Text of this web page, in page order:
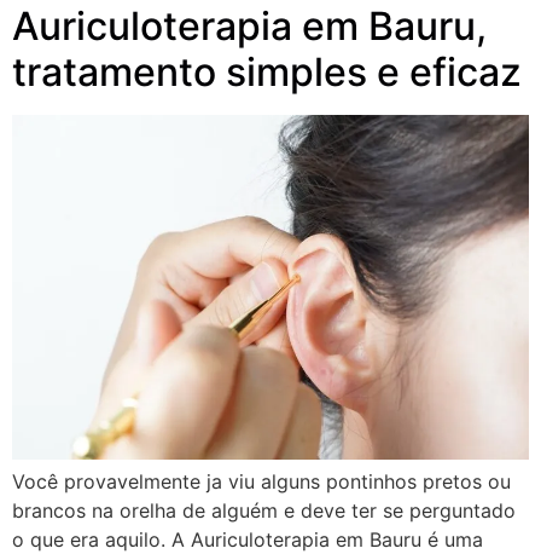
Auriculoterapia em Bauru,
tratamento simples e eficaz
Você provavelmente ja viu alguns pontinhos pretos ou
brancos na orelha de alguém e deve ter se perguntado
o que era aquilo. A Auriculoterapia em Bauru é uma